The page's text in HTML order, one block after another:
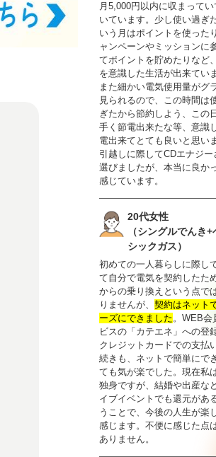
月5,000円以内に収まってい
いています。少し使い過ぎ
いう月はポイントを使った
ャンペーンやミッションに
てポイントを貯めたりなど
を意識した生活が出来てい
また細かい電気使用量がグ
見られるので、この時間は
ぎたから節約しよう、この
手く節電出来たな等、意識
電出来てとても良いと思い
引越しに際してCDエナジー
選びましたが、本当に良か
感じています。
20代女性
（シングルでんき+
シックガス）
初めての一人暮らしに際し
て自分で電気を契約したた
からの乗り換えという点で
りませんが、 契約はネット
ーズにできました。WEB会
ビスの「カテエネ」への登
クレジットカードでの支払
続きも、ネットで簡単にで
ても気が楽でした。現在私
独身ですが、結婚や出産な
イブイベントでも還元があ
うことで、今後の人生が楽
感じます。不便に感じた点
ありません。